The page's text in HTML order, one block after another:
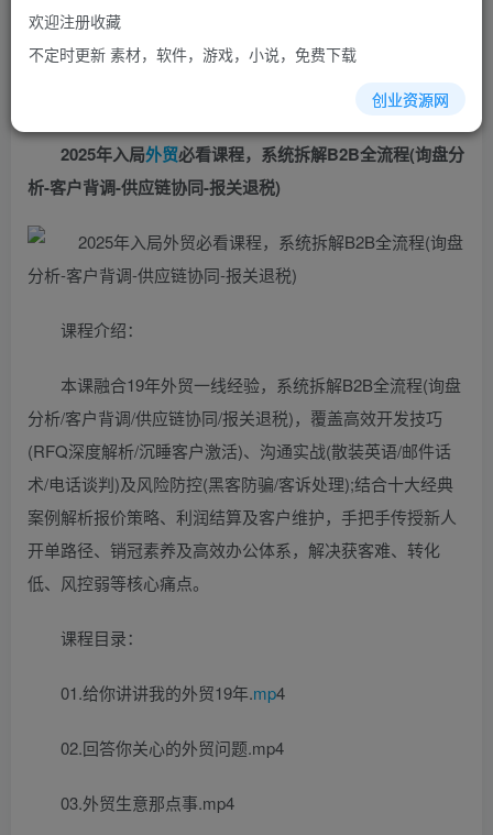
您当前未登录！建议登陆后购买，办理会员包月更省钱，可保存购
2025年入局外贸必看课程，系统拆解B2B全流程(询盘分
析-客户背调-供应链协同-报关退税)
课程介绍：
本课融合19年外贸一线经验，系统拆解B2B全流程(询盘
分析/客户背调/供应链协同/报关退税)，覆盖高效开发技巧
(RFQ深度解析/沉睡客户激活)、沟通实战(散装英语/邮件话
术/电话谈判)及风险防控(黑客防骗/客诉处理);结合十大经典
案例解析报价策略、利润结算及客户维护，手把手传授新人
开单路径、销冠素养及高效办公体系，解决获客难、转化
低、风控弱等核心痛点。
课程目录：
01.给你讲讲我的外贸19年.mp4
02.回答你关心的外贸问题.mp4
03.外贸生意那点事.mp4
欢迎注册收藏
不定时更新 素材，软件，游戏，小说，免费下载
创业资源网